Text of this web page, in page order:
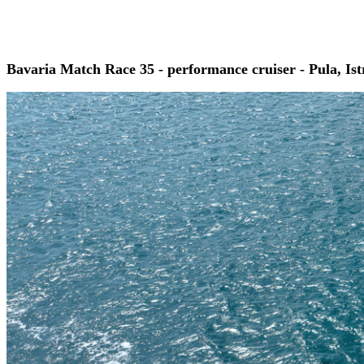
Bavaria Match Race 35 - performance cruiser - Pula,